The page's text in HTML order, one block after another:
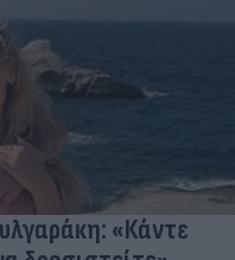
«Κάντε